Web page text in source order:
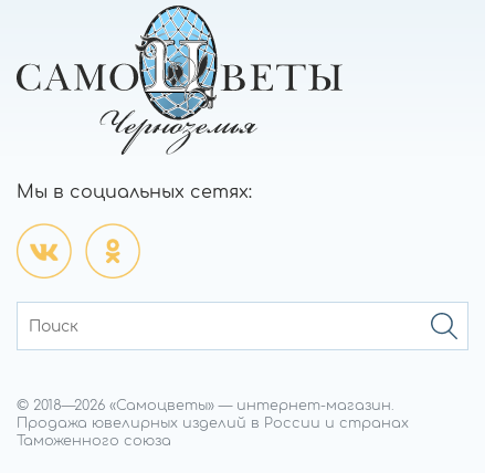
Мы в социальных сетях:
© 2018—2026 «Самоцветы» — интернет-магазин.
Продажа ювелирных изделий в России и странах
Таможенного союза